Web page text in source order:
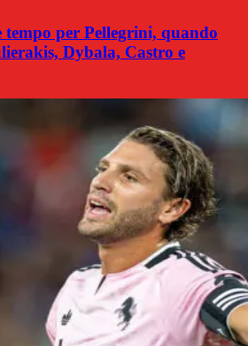
per Pellegrini, quando
Dybala, Castro e